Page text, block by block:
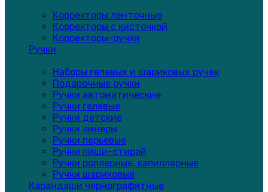
Корректоры ленточные
Корректоры с кисточкой
Корректоры-ручки
Ручки
Наборы гелевых и шариковых ручек
Подарочные ручки
Ручки автоматические
Ручки гелевые
Ручки детские
Ручки линеры
Ручки перьевые
Ручки пиши-стирай
Ручки роллерные, капиллярные
Ручки шариковые
Карандаши чернографитные